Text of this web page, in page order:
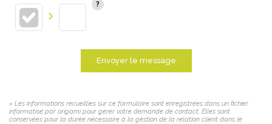
Envoyer le message
« Les informations recueillies sur ce formulaire sont enregistrées dans un fichier
informatisé par origami pour gérer votre demande de contact. Elles sont
conservées pour la durée nécessaire à la gestion de la relation client dans le